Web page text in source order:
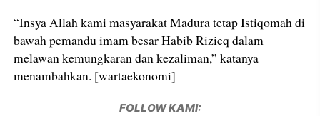
“Insya Allah kami masyarakat Madura tetap Istiqomah di
bawah pemandu imam besar Habib Rizieq dalam
melawan kemungkaran dan kezaliman,” katanya
menambahkan. [wartaekonomi]
FOLLOW KAMI: